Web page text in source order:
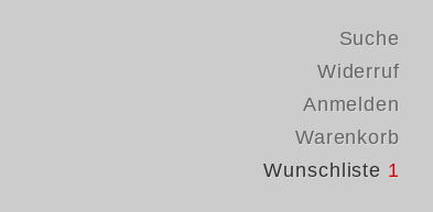
Suche
Widerruf
Anmelden
Warenkorb
Wunschliste 1